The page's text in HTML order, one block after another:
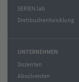
SERIEN.lab
Drehbuchentwicklung
UNTERNEHMEN
Dozenten
Absolventen